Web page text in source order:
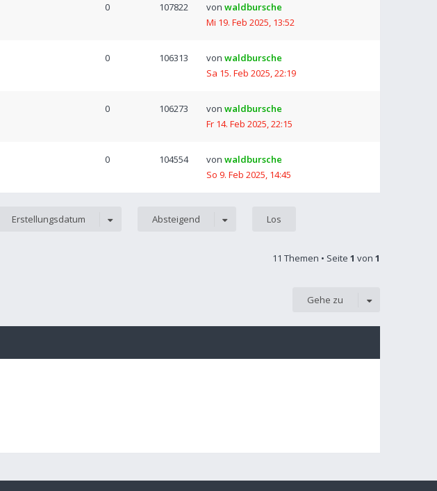
0 107822 von waldbursche
Mi 19. Feb 2025, 13:52
0 106313 von waldbursche
Sa 15. Feb 2025, 22:19
0 106273 von waldbursche
Fr 14. Feb 2025, 22:15
0 104554 von waldbursche
So 9. Feb 2025, 14:45
Erstellungsdatum Absteigend
11 Themen • Seite 1 von 1
Gehe zu